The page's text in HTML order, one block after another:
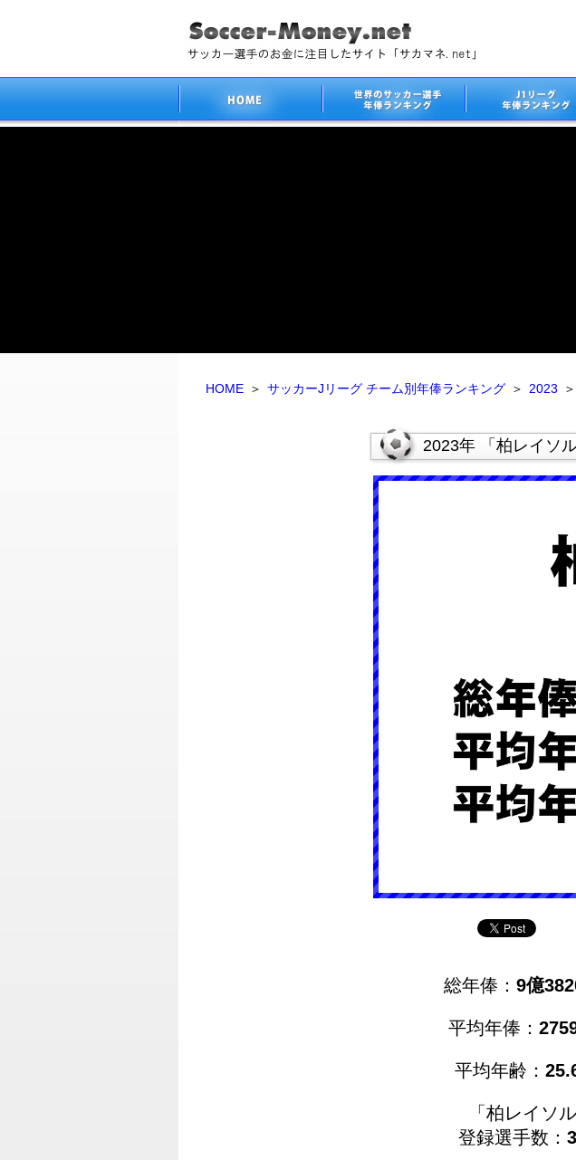
HOME ＞ サッカーJリーグ チーム別年俸ランキング ＞ 2023 ＞
2023年 「柏レイソ
総年俸： 9億
平均年俸：
平均年齢：
「柏レイソル
登録選手数：